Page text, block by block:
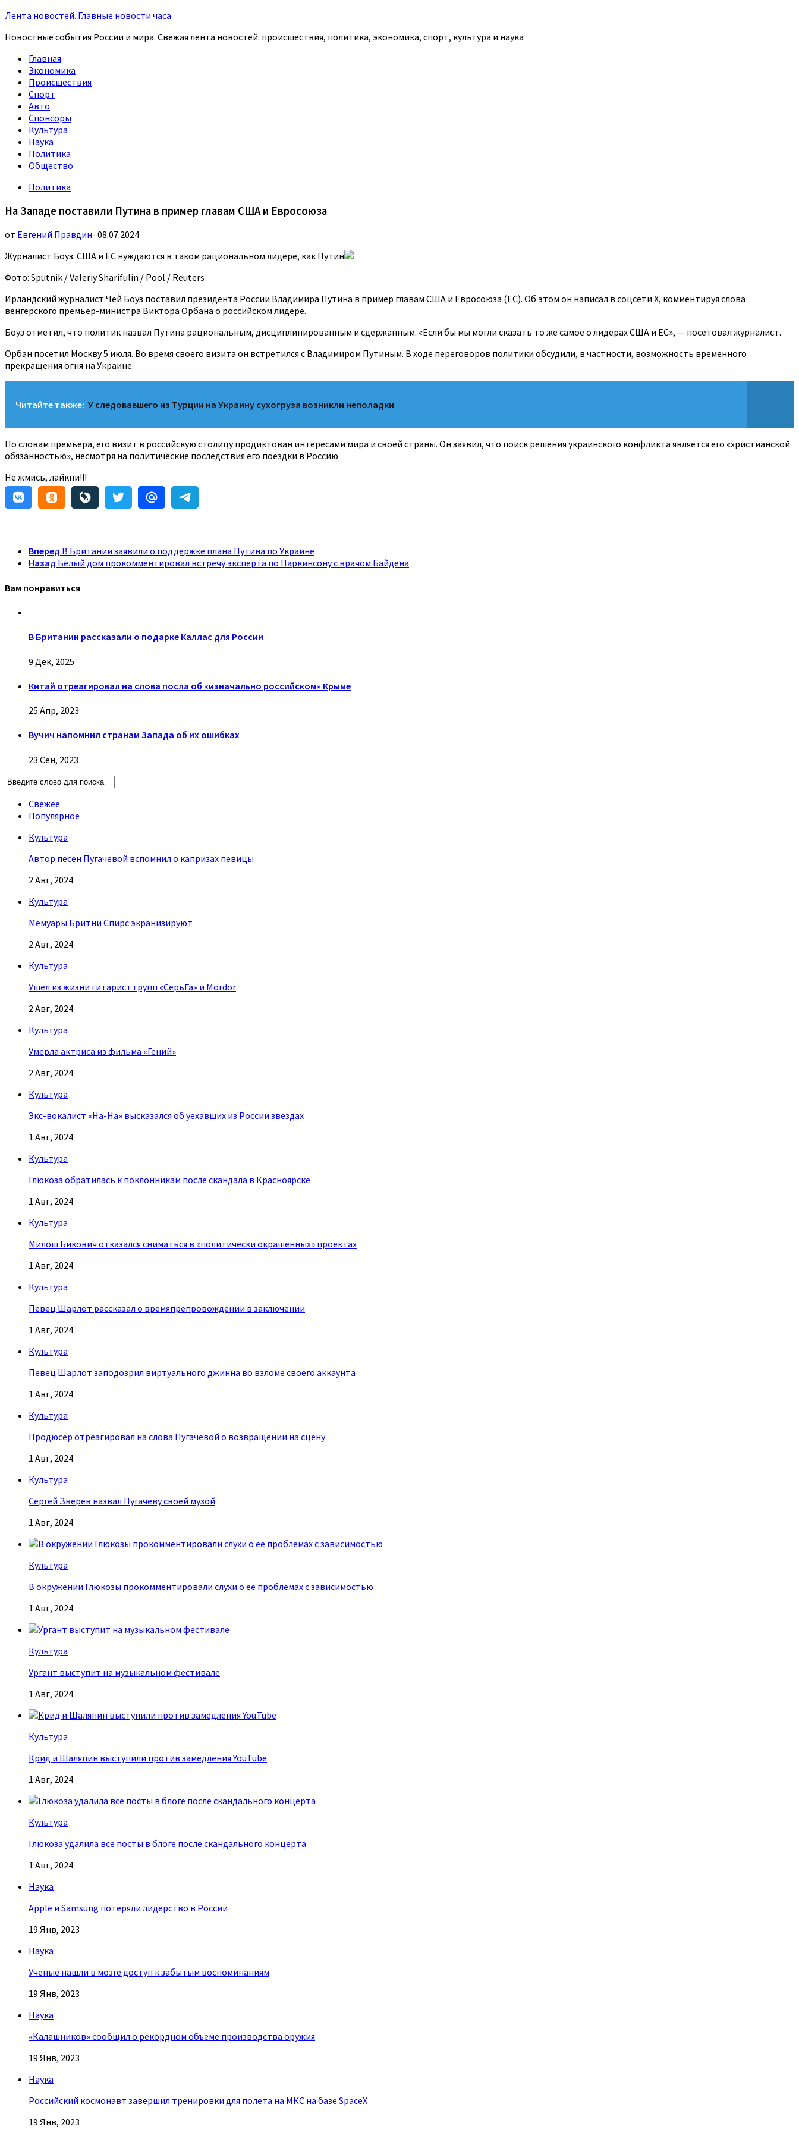
Лента новостей. Главные новости часа
Новостные события России и мира. Свежая лента новостей: происшествия, политика, экономика, спорт, культура и наука
Главная
Экономика
Происшествия
Спорт
Авто
Спонсоры
Культура
Наука
Политика
Общество
Политика
На Западе поставили Путина в пример главам США и Евросоюза
от Евгений Правдин · 08.07.2024
Журналист Боуз: США и ЕС нуждаются в таком рациональном лидере, как Путин
Фото: Sputnik / Valeriy Sharifulin / Pool / Reuters
Ирландский журналист Чей Боуз поставил президента России Владимира Путина в пример главам США и Евросоюза (ЕС). Об этом он написал в соцсети X, комментируя слова
венгерского премьер-министра Виктора Орбана о российском лидере.
Боуз отметил, что политик назвал Путина рациональным, дисциплинированным и сдержанным. «Если бы мы могли сказать то же самое о лидерах США и ЕС», — посетовал журналист.
Орбан посетил Москву 5 июля. Во время своего визита он встретился с Владимиром Путиным. В ходе переговоров политики обсудили, в частности, возможность временного
прекращения огня на Украине.
Читайте также: У следовавшего из Турции на Украину сухогруза возникли неполадки
По словам премьера, его визит в российскую столицу продиктован интересами мира и своей страны. Он заявил, что поиск решения украинского конфликта является его «христианской
обязанностью», несмотря на политические последствия его поездки в Россию.
Не жмись, лайкни!!!
Вперед В Британии заявили о поддержке плана Путина по Украине
Назад Белый дом прокомментировал встречу эксперта по Паркинсону с врачом Байдена
Вам понравиться
В Британии рассказали о подарке Каллас для России
9 Дек, 2025
Китай отреагировал на слова посла об «изначально российском» Крыме
25 Апр, 2023
Вучич напомнил странам Запада об их ошибках
23 Сен, 2023
Свежее
Популярное
Культура
Автор песен Пугачевой вспомнил о капризах певицы
2 Авг, 2024
Культура
Мемуары Бритни Спирс экранизируют
2 Авг, 2024
Культура
Ушел из жизни гитарист групп «СерьГа» и Mordor
2 Авг, 2024
Культура
Умерла актриса из фильма «Гений»
2 Авг, 2024
Культура
Экс-вокалист «На-На» высказался об уехавших из России звездах
1 Авг, 2024
Культура
Глюкоза обратилась к поклонникам после скандала в Красноярске
1 Авг, 2024
Культура
Милош Бикович отказался сниматься в «политически окрашенных» проектах
1 Авг, 2024
Культура
Певец Шарлот рассказал о времяпрепровождении в заключении
1 Авг, 2024
Культура
Певец Шарлот заподозрил виртуального джинна во взломе своего аккаунта
1 Авг, 2024
Культура
Продюсер отреагировал на слова Пугачевой о возвращении на сцену
1 Авг, 2024
Культура
Сергей Зверев назвал Пугачеву своей музой
1 Авг, 2024
Культура
В окружении Глюкозы прокомментировали слухи о ее проблемах с зависимостью
1 Авг, 2024
Культура
Ургант выступит на музыкальном фестивале
1 Авг, 2024
Культура
Крид и Шаляпин выступили против замедления YouTube
1 Авг, 2024
Культура
Глюкоза удалила все посты в блоге после скандального концерта
1 Авг, 2024
Наука
Apple и Samsung потеряли лидерство в России
19 Янв, 2023
Наука
Ученые нашли в мозге доступ к забытым воспоминаниям
19 Янв, 2023
Наука
«Калашников» сообщил о рекордном объеме производства оружия
19 Янв, 2023
Наука
Российский космонавт завершил тренировки для полета на МКС на базе SpaceX
19 Янв, 2023